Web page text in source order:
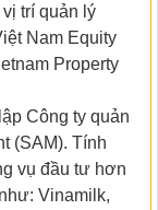
trí quản lý
Nam Equity
Property
Công ty quản
(SAM). Tính
vụ đầu tư hơn
Vinamilk,